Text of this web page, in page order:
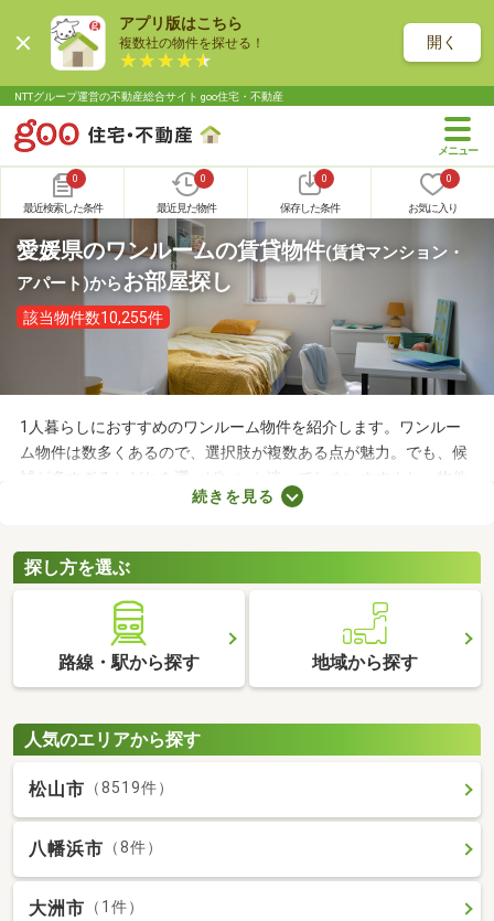
アプリ版はこちら
複数社の物件を探せる！ 開く
NTTグループ運営の不動産総合サイト goo住宅・不動産
0
最近検索した条件
0
最近見た物件
0
保存した条件
0
お気に入り
愛媛県のワンルームの賃貸物件(賃貸マンション・
アパート)からお部屋探し
該当物件数10,255件
1人暮らしにおすすめのワンルーム物件を紹介します。ワンルー
ム物件は数多くあるので、選択肢が複数ある点が魅力。でも、候
補が多すぎるとどれを選べばいいか迷ってしまいますよね。物件
を選ぶときは、間取り・設備・家賃などをチェックすることがお
を見つけましょう。
続きを見る
探し方を選ぶ
路線・駅から探す 地域から探す
人気のエリアから探す
松山市 （8519件）
八幡浜市 （8件）
大洲市 （1件）